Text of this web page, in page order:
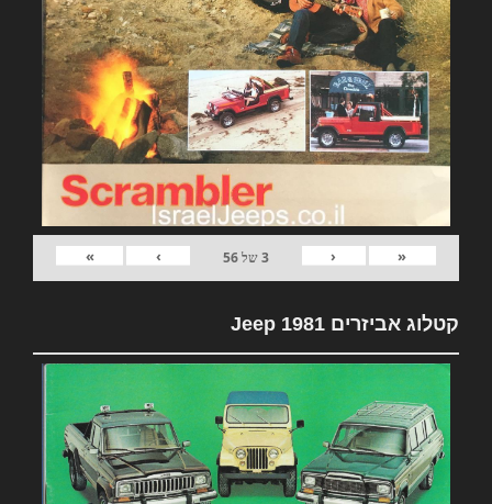
«
‹
3של56
›
»
קטלוג אביזרים 1981 Jeep